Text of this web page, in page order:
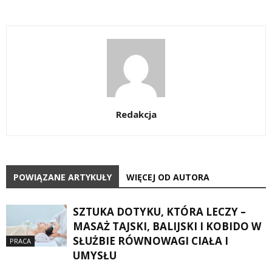
Redakcja
POWIĄZANE ARTYKUŁY WIĘCEJ OD AUTORA
PRACA
SZTUKA DOTYKU, KTÓRA LECZY –
MASAŻ TAJSKI, BALIJSKI I KOBIDO W
SŁUŻBIE RÓWNOWAGI CIAŁA I
UMYSŁU